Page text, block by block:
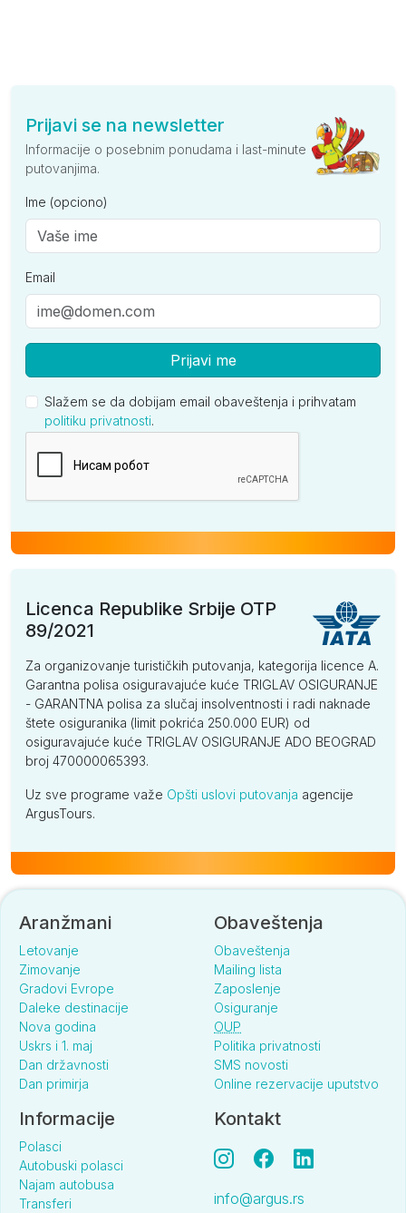
Prijavi se na newsletter
Informacije o posebnim ponudama i last-minute
putovanjima.
Ime (opciono)
Email
Prijavi me
Slažem se da dobijam email obaveštenja i prihvatam
politiku privatnosti.
Licenca Republike Srbije OTP
89/2021
Za organizovanje turističkih putovanja, kategorija licence A.
Garantna polisa osiguravajuće kuće TRIGLAV OSIGURANJE
- GARANTNA polisa za slučaj insolventnosti i radi naknade
štete osiguranika (limit pokrića 250.000 EUR) od
osiguravajuće kuće TRIGLAV OSIGURANJE ADO BEOGRAD
broj 470000065393.
Uz sve programe važe Opšti uslovi putovanja agencije
ArgusTours.
Aranžmani
Letovanje
Zimovanje
Gradovi Evrope
Daleke destinacije
Nova godina
Uskrs i 1. maj
Dan državnosti
Dan primirja
Obaveštenja
Obaveštenja
Mailing lista
Zaposlenje
Osiguranje
OUP
Politika privatnosti
SMS novosti
Online rezervacije uputstvo
Informacije
Polasci
Autobuski polasci
Najam autobusa
Transferi
Kontakt
info@argus.rs